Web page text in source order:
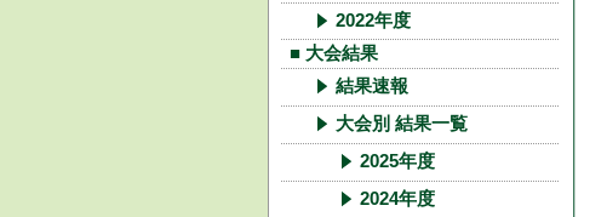
2022年度
■ 大会結果
結果速報
大会別 結果一覧
2025年度
2024年度